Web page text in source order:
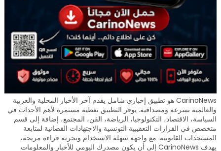
CarinoNews هو تطبيق إخباري شامل يقدم آخر الأخبار المحلية والعربية
والعالمية بسرعة ومصداقية. يوفر التطبيق تغطية مستمرة لأهم الأحداث في
السياسة، الاقتصاد، التكنولوجيا، الرياضة، الفن، المجتمع، إضافة إلى قسم
متخصص في القرارات التعقيبية التونسية والاجتهادات القضائية لمتابعة
المستجدات القانونية. مع واجهة سهلة الاستخدام وتجربة قراءة مريحة،
يهدف CarinoNews إلى أن يكون مصدرك اليومي للأخبار والمعلومات